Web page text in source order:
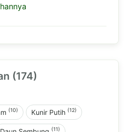
(174)
(10) Kunir Putih (12)
(11)